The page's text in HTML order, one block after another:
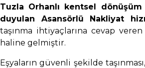
Tuzla Orhanlı kentsel
duyulan Asansörlü Nakliyat
taşınma ihtiyaçlarına cevap
haline gelmiştir.
Eşyaların güvenli şekilde